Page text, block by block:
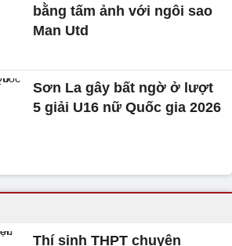
bằng tấm ảnh với ngôi sao
Man Utd
Sơn La gây bất ngờ ở lượt
5 giải U16 nữ Quốc gia 2026
Thí sinh THPT chuyên